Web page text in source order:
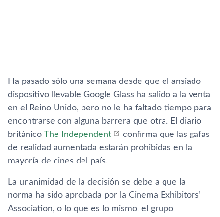
Ha pasado sólo una semana desde que el ansiado
dispositivo llevable Google Glass ha salido a la venta
en el Reino Unido, pero no le ha faltado tiempo para
encontrarse con alguna barrera que otra. El diario
británico The Independent
confirma que las gafas
de realidad aumentada estarán prohibidas en la
mayorí­a de cines del paí­s.
La unanimidad de la decisión se debe a que la
norma ha sido aprobada por la Cinema Exhibitors’
Association, o lo que es lo mismo, el grupo